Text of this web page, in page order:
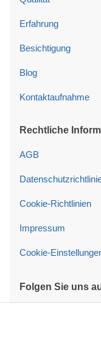
Erfahrung
Besichtigung
Blog
Kontaktaufnahme
Rechtliche
AGB
Cookie-Richtlinien
Impressum
Cookie-
Folgen Sie uns